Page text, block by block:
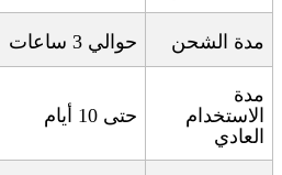
مدة الشحن حوالي 3 ساعات
مدة
الاستخدام
العادي
حتى 10 أيام